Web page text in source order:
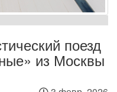
поезд
из Москвы